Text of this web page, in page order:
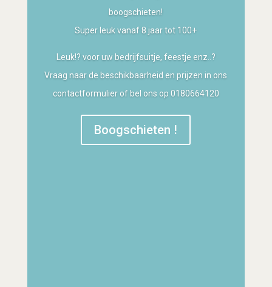
boogschieten!
Super leuk vanaf 8 jaar tot 100+
Leuk!? voor uw bedrijfsuitje, feestje enz..?
Vraag naar de beschikbaarheid en prijzen in ons
contactformulier of bel ons op 0180664120
Boogschieten !